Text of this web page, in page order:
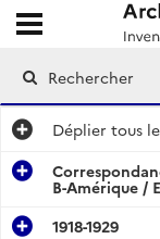
Archives
Ouvrir le menu
Déplier tous
B-Amérique /
1918-1929